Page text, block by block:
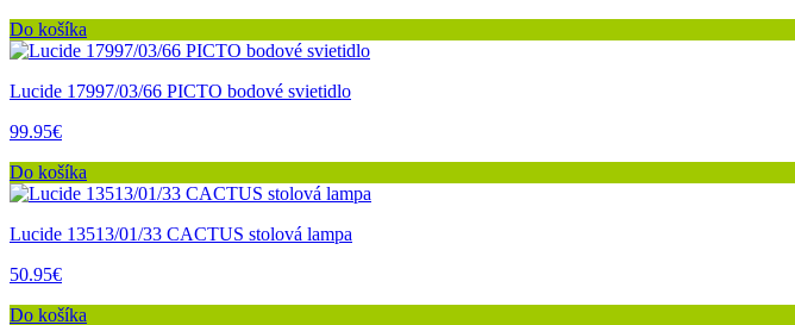
Do košíka
Lucide 17997/03/66 PICTO bodové svietidlo
99.95€
Do košíka
Lucide 13513/01/33 CACTUS stolová lampa
50.95€
Do košíka